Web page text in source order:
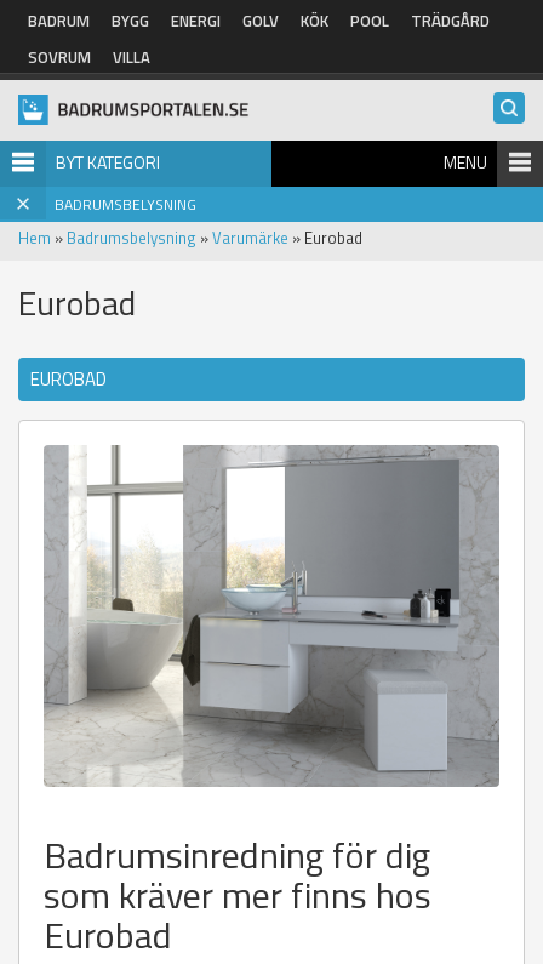
Hoppa till huvudinnehåll
BADRUM BYGG ENERGI GOLV KÖK POOL
TRÄDGÅRD
SOVRUM
VILLA
BYT KATEGORI MENU
BADRUMSBELYSNING
Hem » Badrumsbelysning »Varumärke » Eurobad
Eurobad
EUROBAD
Badrumsinredning för dig
som kräver mer finns hos
Eurobad